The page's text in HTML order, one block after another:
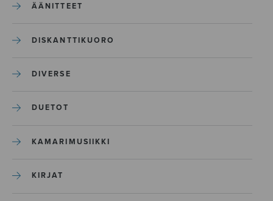
ÄÄNITTEET
DISKANTTIKUORO
DIVERSE
DUETOT
KAMARIMUSIIKKI
KIRJAT